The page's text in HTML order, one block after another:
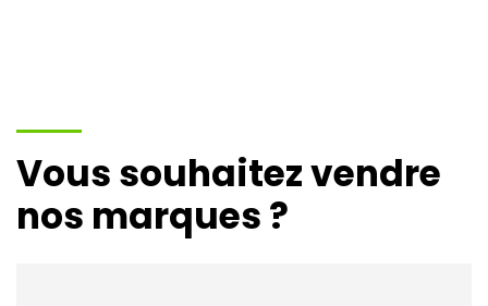
Vous souhaitez vendre
nos marques ?